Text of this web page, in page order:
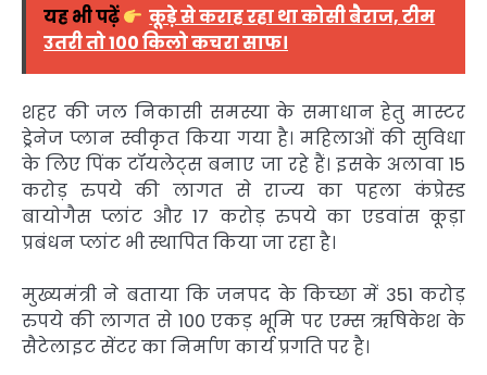
यह भी पढ़ें
कूड़े से कराह रहा था कोसी बैराज, टीम
उतरी तो 100 किलो कचरा साफ।
शहर की जल निकासी समस्या के समाधान हेतु मास्टर
ड्रेनेज प्लान स्वीकृत किया गया है। महिलाओं की सुविधा
के लिए पिंक टॉयलेट्स बनाए जा रहे हैं। इसके अलावा 15
करोड़ रुपये की लागत से राज्य का पहला कंप्रेस्ड
बायोगैस प्लांट और 17 करोड़ रुपये का एडवांस कूड़ा
प्रबंधन प्लांट भी स्थापित किया जा रहा है।
मुख्यमंत्री ने बताया कि जनपद के किच्छा में 351 करोड़
रुपये की लागत से 100 एकड़ भूमि पर एम्स ऋषिकेशके
सैटेलाइट सेंटर का निर्माण कार्य प्रगति पर है।